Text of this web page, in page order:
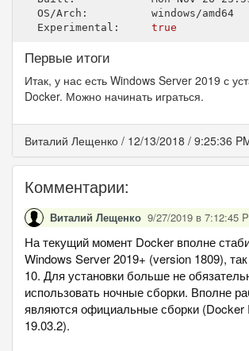
  OS/Arch:          windows/amd64
  Experimental:
true
Первые итоги
Итак, у нас есть Windows Server 2019 с
Docker. Можно начинать играться.
Виталий Лещенко / 12/13/2018 / 9:25:36
Комментарии:
Виталий Лещенко 9/27/2019 в 7:12:45
На текущий момент Docker вполне
Windows Server 2019+ (version 1809),
10. Для установки больше не
использовать ночные сборки. Вполне
являются официальные сборки (Docker
19.03.2).